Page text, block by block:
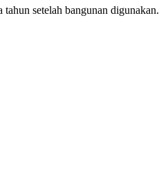
setelah bangunan digunakan.